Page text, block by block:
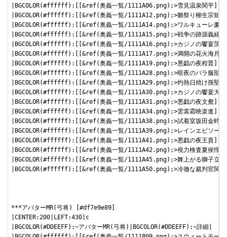
|BGCOLOR(#ffffff):[[&ref(奥義一覧/1111A06.png);>雪見温泉関平
|BGCOLOR(#ffffff):[[&ref(奥義一覧/1111A12.png);>雛祭り柳生宗矩
|BGCOLOR(#ffffff):[[&ref(奥義一覧/1111A14.png);>ワルキューレ廉
|BGCOLOR(#ffffff):[[&ref(奥義一覧/1111A15.png);>戦争の跡源義経
|BGCOLOR(#ffffff):[[&ref(奥義一覧/1111A16.png);>カジノの饗宴茨木
|BGCOLOR(#ffffff):[[&ref(奥義一覧/1111A17.png);>満開の花火海月
|BGCOLOR(#ffffff):[[&ref(奥義一覧/1111A19.png);>悪戯の夜程普
|BGCOLOR(#ffffff):[[&ref(奥義一覧/1111A28.png);>暗夜のバラ服部半
|BGCOLOR(#ffffff):[[&ref(奥義一覧/1111A29.png);>灼熱日焼け孫堅
|BGCOLOR(#ffffff):[[&ref(奥義一覧/1111A30.png);>カジノの饗宴大嶽
|BGCOLOR(#ffffff):[[&ref(奥義一覧/1111A31.png);>悪戯の夜文鴦
|BGCOLOR(#ffffff):[[&ref(奥義一覧/1111A34.png);>雲裳霜映楽進
|BGCOLOR(#ffffff):[[&ref(奥義一覧/1111A38.png);>試着室坂田金時
|BGCOLOR(#ffffff):[[&ref(奥義一覧/1111A39.png);>レインエピソード
|BGCOLOR(#ffffff):[[&ref(奥義一覧/1111A41.png);>悪戯の夜王賁
|BGCOLOR(#ffffff):[[&ref(奥義一覧/1111A42.png);>視力検査夏侯惇
|BGCOLOR(#ffffff):[[&ref(奥義一覧/1111A45.png);>舞上がる獅子立花
|BGCOLOR(#ffffff):[[&ref(奥義一覧/1111A50.png);>冷徹な裁判官関
***アバターMR(弓将) [#df7e9e89]
|CENTER:200|LEFT:430|c
|BGCOLOR(#DDEEFF):~アバターMR(弓将)|BGCOLOR(#DDEEFF):~詳細|